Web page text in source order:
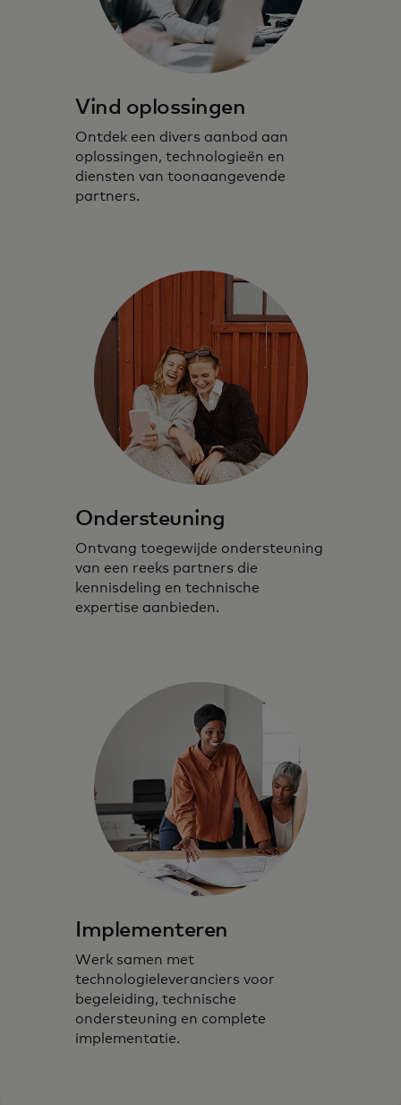
Vind oplossingen
Ontdek een divers aanbod aan
oplossingen, technologieën en
diensten van toonaangevende
partners.
Ondersteuning
Ontvang toegewijde ondersteuning
van een reeks partners die
kennisdeling en technische
expertise aanbieden.
Implementeren
Werk samen met
technologieleveranciers voor
begeleiding, technische
ondersteuning en complete
implementatie.